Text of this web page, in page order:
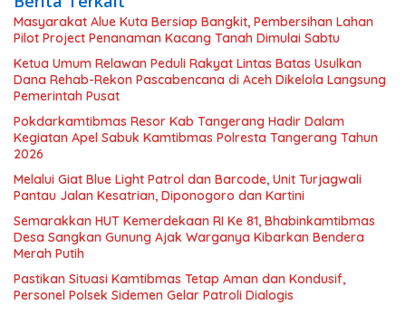
Masyarakat Alue Kuta Bersiap Bangkit, Pembersihan Lahan
Pilot Project Penanaman Kacang Tanah Dimulai Sabtu
Ketua Umum Relawan Peduli Rakyat Lintas Batas Usulkan
Dana Rehab-Rekon Pascabencana di Aceh Dikelola Langsung
Pemerintah Pusat
Pokdarkamtibmas Resor Kab Tangerang Hadir Dalam
Kegiatan Apel Sabuk Kamtibmas Polresta Tangerang Tahun
2026
Melalui Giat Blue Light Patrol dan Barcode, Unit Turjagwali
Pantau Jalan Kesatrian, Diponogoro dan Kartini
Semarakkan HUT Kemerdekaan RI Ke 81, Bhabinkamtibmas
Desa Sangkan Gunung Ajak Warganya Kibarkan Bendera
Merah Putih
Pastikan Situasi Kamtibmas Tetap Aman dan Kondusif,
Personel Polsek Sidemen Gelar Patroli Dialogis